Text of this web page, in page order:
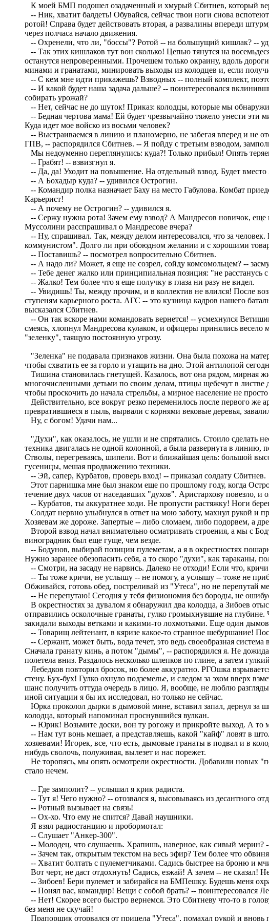
К моей БМП подошел озадаченный и хмурый Сбитнев, который
-- Ник, хватит балдеть! Обувайся, сейчас твои ноги снова
ротой! Справа будет действовать вторая, а развалины впереди
через полчаса начало движения.
-- Охренели, что ли, "боссы"? Ротой -- на большущий кишлак? --
-- Так этих кишлаков тут вон сколько! Цепью тянутся на
останутся непроверенными. Прочешем только окраину, вдоль
минами и гранатами, минировать выходы из колодцев и, если
-- С кем мне идти прикажешь? Взводных -- полный комплект,
-- И какой будет наша задача дальше? -- поинтересовался
собирать урожай?
-- Нет, сейчас не до шуток! Приказ: колодцы, которые мы
-- Бедная чертова мама! Ей будет чрезвычайно тяжело унести эти
Куда идет мое войско из восьми человек?
-- Выстраиваемся в линию и планомерно, не забегая вперед и не
ГПВ, -- распорядился Сбитнев. -- Я пойду с третьим взводом,
Мы недоуменно переглянулись: куда?! Только прибыл! Опять
-- Грабят! -- взвизгнул я.
-- Да, да! Уходит на повышение. На отдельный взвод. Будет
-- А Бохадыр куда? -- удивился Острогин.
-- Командир полка назначает Баху на место Габулова. Комбат
Карьерист!
-- А почему не Острогин? -- удивился я.
-- Сержу нужна рота! Зачем ему взвод? А Мандресов новичок, еще
Муссолини расспрашивал о Мандресове вчера?
-- Ну, спрашивал. Так, между делом интересовался, что за
коммунистом". Долго ли при обоюдном желании и с хорошими
-- Поставишь? -- посмотрел вопросительно Сбитнев.
-- А надо ли? Может, я еще не созрел, сойду комсомольцем? --
-- Тебе денег жалко или принципиальная позиция: "не
-- Жалко! Тем более что я еще получку в глаза ни разу не видел.
-- Увидишь! Ты, между прочим, и в коллектив не влился! После
ступеням карьерного роста. АГС -- это кузница кадров нашего
высказался Сбитнев.
-- Он так вскоре нами командовать вернется! -- усмехнулся
смеясь, хлопнул Мандресова кулаком, и офицеры принялись
"зеленку", таящую постоянную угрозу.
"Зеленка" не подавала признаков жизни. Она была похожа на
чтобы схватить ее за горло и утащить на дно. Этой антилопой
Тишина становилась гнетущей. Казалось, вот она рядом, мирная
многочисленными детьми по своим делам, птицы щебечут в
чтобы проскочить до начала стрельбы, а мирное население не
Действительно, все вокруг резко переменилось после первого
превратившиеся в пыль, вырвали с корнями вековые деревья,
Ну, с богом! Удачи нам...
"Духи", как оказалось, не ушли и не спрятались. Стоило сделать
техника двигалась не одной колонной, а была развернута в линию,
Стволы, перегреваясь, шипели. Вот и ближайшая цель: большой
гусеницы, мешая продвижению техники.
-- Эй, сапер, Курбатов, проверь вход! -- приказал солдату Сбитнев.
Этот парнишка мне был знаком еще по прошлому году, когда
течение двух часов от наседавших "духов". Аристархову повезло,
-- Курбатов, ты аккуратнее ходи. Не пропусти растяжку! Ноги
Солдат нервно улыбнулся в ответ на мою заботу, махнул рукой и
Хозяевам же дороже. Запертые -- либо сломаем, либо подорвем, а
Второй взвод начал внимательно осматривать строения, а мы с
виноградник был еще гуще, чем везде.
-- Бодунов, выбирай позиции пулеметам, а я в окрестностях
Нужно заранее обезопасить себя, а то скоро "духи", как тараканы,
-- Смотри, на засаду не нарвись. Далеко не отходи! Если что,
-- Ты тоже кричи, не услышу -- не помогу, а услышу -- тоже не
Обживайся, готовь обед, постреливай из "Утеса", но не перепутай
-- Не перепутаю! Сегодня у тебя физиономия без бороды, не
В окрестностях за дувалом я обнаружил два колодца, а Зибоев
отправились осколочные гранаты, гулко громыхнувшие на
закидали выходы ветками и какими-то лохмотьями. Еще один
-- Товарищ лейтенант, в кяризе какое-то странное шебуршание!
-- Сержант, может быть, вода течет, это ведь своеобразная
Сначала гранату кинь, а потом "дымы", -- распорядился я. Не
полетела вниз. Раздалось несколько шлепков по глине, а затем
Лебедков повторил бросок, но более аккуратно. РГОшка
стену. Бух-бух! Гулко охнуло подземелье, и следом за эхом вверх
шанс получить оттуда очередь в лицо. Я, вообще, не люблю
иной ситуации я бы их исследовал, но только не сейчас.
Юрка проколол дырки в дымовой мине, вставил запал, дернул за
колодца, который напоминал проснувшийся вулкан.
-- Юрик! Возьмите доски, вон ту рогожу и прикройте выход. А то
-- Нам тут вонь мешает, а представляешь, какой "кайф" ловят в
хозяевами! Игорек, все, что есть, дымовые гранаты в подвал и в
нибудь сволочь, полуживая, вылезет и нас порежет.
Не торопясь, мы опять осмотрели окрестности. Добавили новых
стало нечем.
-- Где замполит? -- услышал я крик радиста.
-- Тут я! Чего нужно? -- отозвался я, высовываясь из десантного
-- Ротный вызывает на связь!
-- Ох-хо. Что ему не спится? Давай наушники.
Я взял радиостанцию и пробормотал:
-- Слушает "Анкер-300".
-- Молодец, что слушаешь. Храпишь, наверное, как сивый мерин?
-- Зачем так, открытым текстом на весь эфир? Тем более что
-- Хватит болтать с пулеметчиками. Садись быстрее на броню и
Вот черт, не даст отдохнуть! Садись, езжай! А зачем -- не сказал!
-- Зибоев! Бери пулемет и забирайся на БМПешку. Будешь меня
-- Понял вас, командир! Вещи с собой брать? -- поинтересовался
-- Нет! Скорее всего быстро вернемся. Это Сбитневу что-то в
без меня не скучай!
Прапорщик оторвался от прицела "Утеса", помахал рукой и вновь